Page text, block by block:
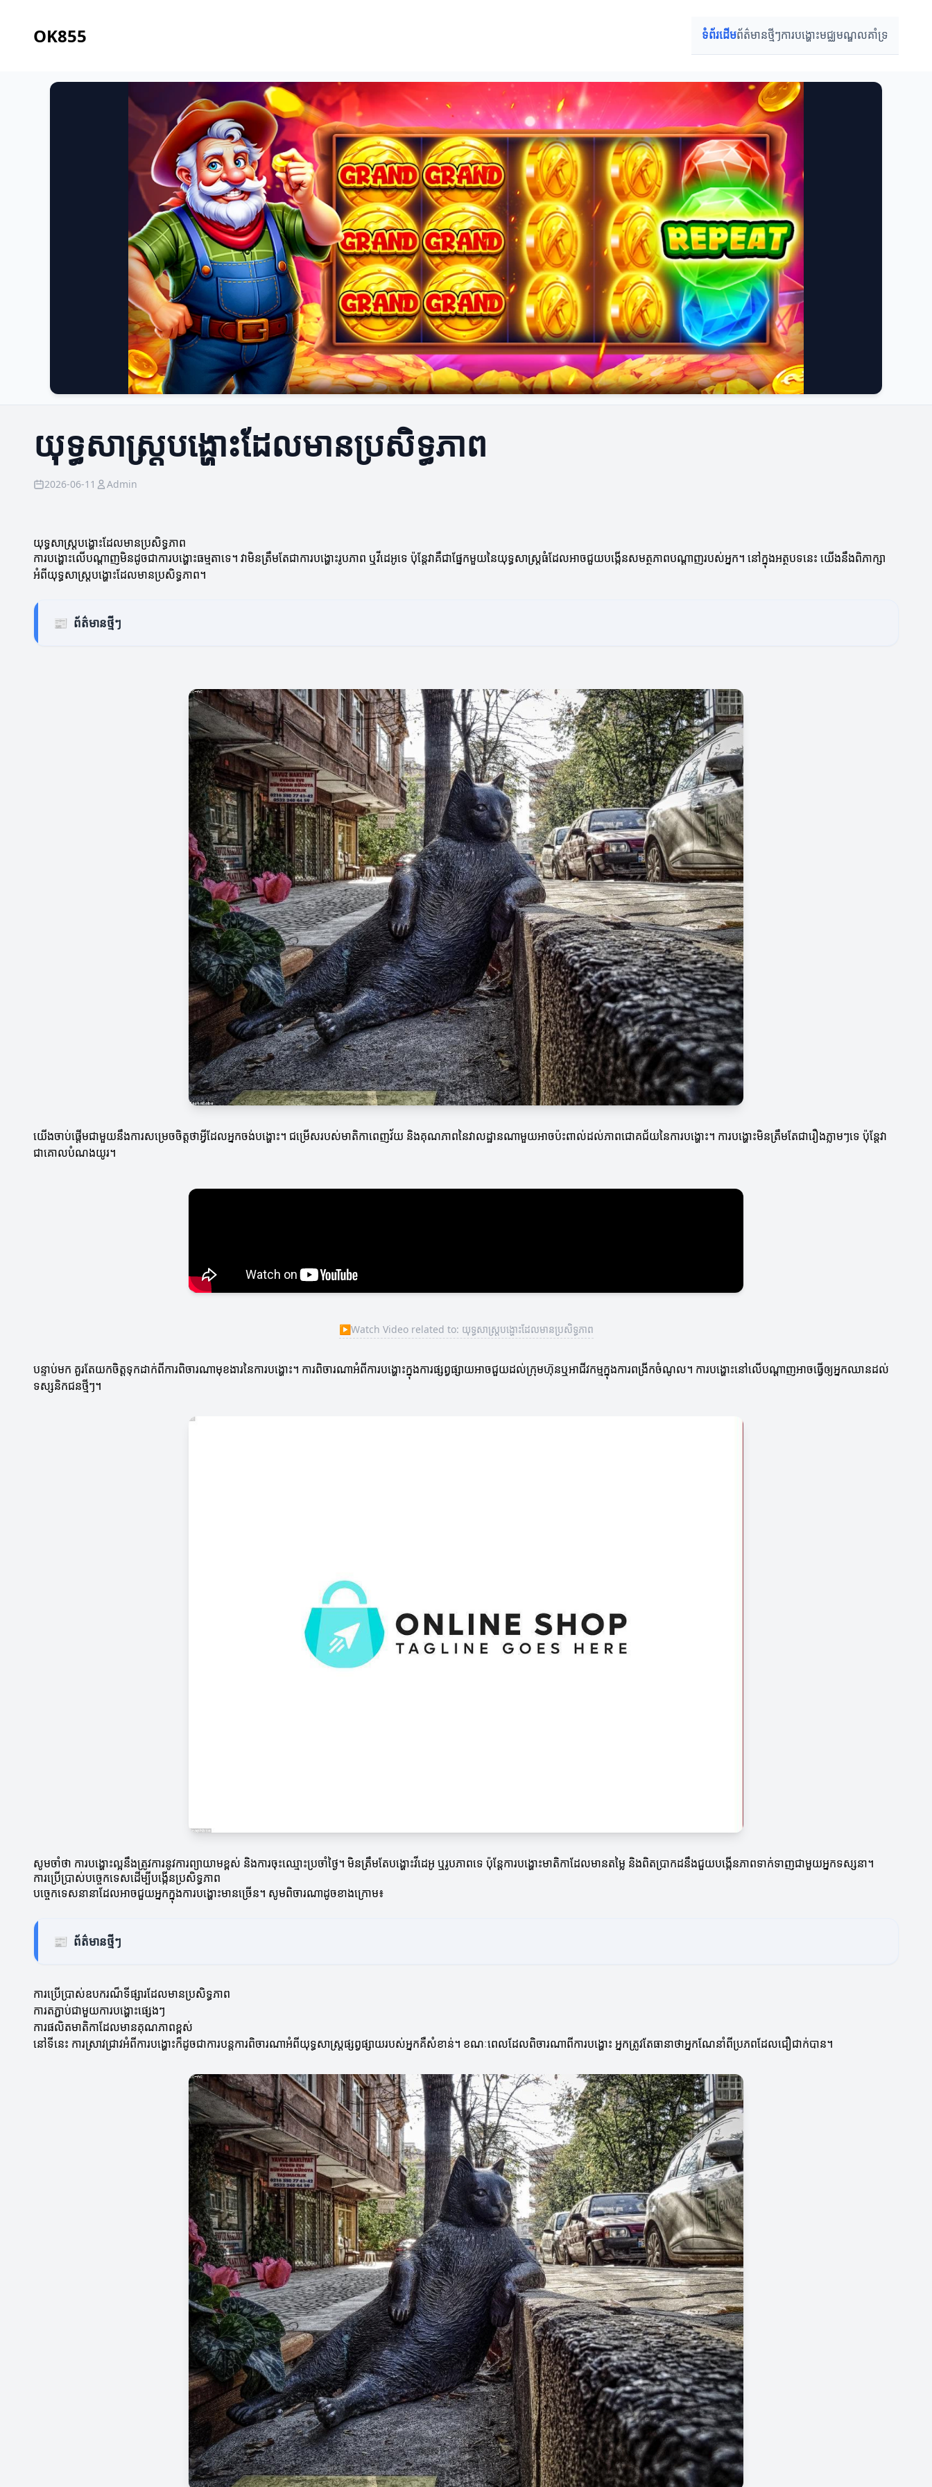
OK855 ទំព័រដើមព័ត៌មានថ្មីៗការបង្ហោះមជ្ឈមណ្ឌលគាំទ្រ
យុទ្ធសាស្ត្របង្ហោះដែលមានប្រសិទ្ធភាព
2026-06-11 Admin
យុទ្ធសាស្ត្របង្ហោះដែលមានប្រសិទ្ធភាព
ការបង្ហោះលើបណ្តាញមិនដូចជាការបង្ហោះធម្មតាទេ។ វាមិនត្រឹមតែជាការបង្ហោះរូបភាព ឬវីដេអូទេ ប៉ុន្តែវាគឺជាផ្នែកមួយនៃយុទ្ធសាស្ត្រធំដែលអាចជួយបង្កើនសមត្ថភាពបណ្តាញរបស់អ្នក។ នៅក្នុងអត្ថបទនេះ យើងនឹងពិភាក្សា
អំពីយុទ្ធសាស្ត្របង្ហោះដែលមានប្រសិទ្ធភាព។
📰 ព័ត៌មានថ្មីៗ
យើងចាប់ផ្តើមជាមួយនឹងការសម្រេចចិត្តថាអ្វីដែលអ្នកចង់បង្ហោះ។ ជម្រើសរបស់មាតិកាពេញវ័យ និងគុណភាពនៃវាលដ្ឋានណាមួយអាចប៉ះពាល់ដល់ភាពជោគជ័យនៃការបង្ហោះ។ ការបង្ហោះមិនត្រឹមតែជារឿងភ្លាមៗទេ ប៉ុន្តែវា
ជាគោលបំណងយូរ។
▶Watch Video related to: យុទ្ធសាស្ត្របង្ហោះដែលមានប្រសិទ្ធភាព
បន្ទាប់មក គួរតែយកចិត្តទុកដាក់ពីការពិចារណាមុខងារនៃការបង្ហោះ។ ការពិចារណាអំពីការបង្ហោះក្នុងការផ្សព្វផ្សាយអាចជួយដល់ក្រុមហ៊ុនឬអាជីវកម្មក្នុងការពង្រីកចំណូល។ ការបង្ហោះនៅលើបណ្តាញអាចធ្វើឲ្យអ្នកឈានដល់
ទស្សនិកជនថ្មីៗ។
សូមចាំថា ការបង្ហោះល្អនឹងត្រូវការនូវការព្យាយាមខ្ពស់ និងការចុះឈ្មោះប្រចាំថ្ងៃ។ មិនត្រឹមតែបង្ហោះវីដេអូ ឬរូបភាពទេ ប៉ុន្តែការបង្ហោះមាតិកាដែលមានតម្លៃ និងពិតប្រាកដនឹងជួយបង្កើនភាពទាក់ទាញជាមួយអ្នកទស្សនា។
ការប្រើប្រាស់បច្ចេកទេសដើម្បីបង្កើនប្រសិទ្ធភាព
បច្ចេកទេសនានាដែលអាចជួយអ្នកក្នុងការបង្ហោះមានច្រើន។ សូមពិចារណាដូចខាងក្រោម៖
📰 ព័ត៌មានថ្មីៗ
ការប្រើប្រាស់ឧបករណ៏ទីផ្សារដែលមានប្រសិទ្ធភាព
ការតភ្ជាប់ជាមួយការបង្ហោះផ្សេងៗ
ការផលិតមាតិកាដែលមានគុណភាពខ្ពស់
នៅទីនេះ ការស្រាវជ្រាវអំពីការបង្ហោះក៏ដូចជាការបន្តការពិចារណាអំពីយុទ្ធសាស្ត្រផ្សព្វផ្សាយរបស់អ្នកគឺសំខាន់។ ខណៈពេលដែលពិចារណាពីការបង្ហោះ អ្នកត្រូវតែធានាថាអ្នកណែនាំពីប្រភពដែលជឿជាក់បាន។